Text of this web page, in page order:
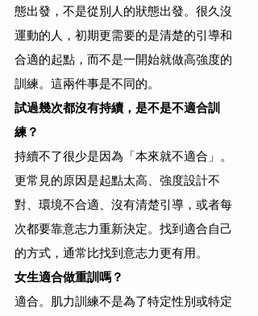
態出發，不是從別人的狀態出發。很久沒
運動的人，初期更需要的是清楚的引導和
合適的起點，而不是一開始就做高強度的
訓練。這兩件事是不同的。
試過幾次都沒有持續，是不是不適合訓
練？
持續不了很少是因為「本來就不適合」。
更常見的原因是起點太高、強度設計不
對、環境不合適、沒有清楚引導，或者每
次都要靠意志力重新決定。找到適合自己
的方式，通常比找到意志力更有用。
女生適合做重訓嗎？
適合。肌力訓練不是為了特定性別或特定